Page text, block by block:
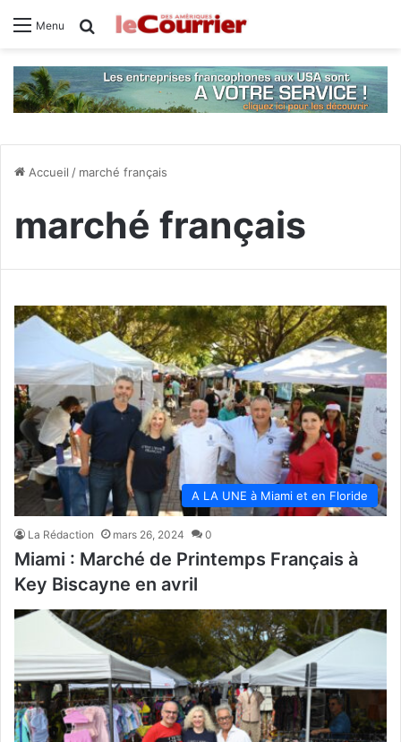
Menu Rechercher
Accueil / marché français
marché français
A LA UNE à Miami et en Floride
La Rédaction mars 26, 2024 0
Miami : Marché de Printemps Français à
Key Biscayne en avril